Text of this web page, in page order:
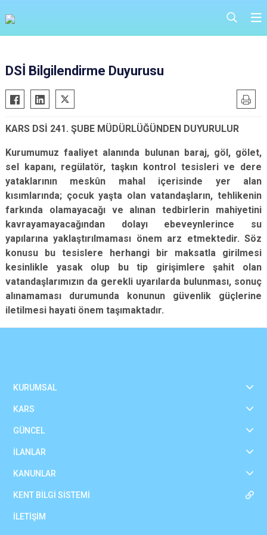
DSİ Bilgilendirme Duyurusu
KARS DSİ 241. ŞUBE MÜDÜRLÜĞÜNDEN DUYURULUR
Kurumumuz faaliyet alanında bulunan baraj, göl, gölet,
sel kapanı, regülatör, taşkın kontrol tesisleri ve dere
yataklarının meskûn mahal içerisinde yer alan
kısımlarında; çocuk yaşta olan vatandaşların, tehlikenin
farkında olamayacağı ve alınan tedbirlerin mahiyetini
kavrayamayacağından dolayı ebeveynlerince su
yapılarına yaklaştırılmaması önem arz etmektedir. Söz
konusu bu tesislere herhangi bir maksatla girilmesi
kesinlikle yasak olup bu tip girişimlere şahit olan
vatandaşlarımızın da gerekli uyarılarda bulunması, sonuç
alınamaması durumunda konunun güvenlik güçlerine
iletilmesi hayati önem taşımaktadır.
KURUMSAL
KARS
GÜNCEL
İLANLAR
KANUNLAR
KENT BİLGİ SİSTEMİ
İLETİŞİM